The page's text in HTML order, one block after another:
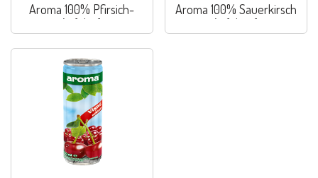
Aroma 100% Pfirsich-
Apfelsaft
Aroma 100% Sauerkirsch
Apfelssaft